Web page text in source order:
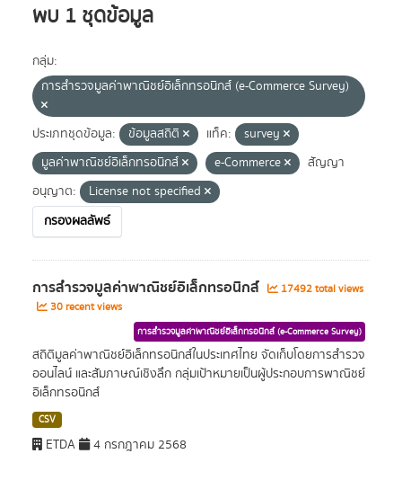
พบ 1 ชุดข้อมูล
กลุ่ม:
การสำรวจมูลค่าพาณิชย์อิเล็กทรอนิกส์ (e-Commerce Survey)
ประเภทชุดข้อมูล: ข้อมูลสถิติ แท็ค:
survey
มูลค่าพาณิชย์อิเล็กทรอนิกส์
e-Commerce
สัญญา
อนุญาต:
License not specified
กรองผลลัพธ์
การสำรวจมูลค่าพาณิชย์อิเล็กทรอนิกส์
17492 total views
30 recent views
การสำรวจมูลค่าพาณิชย์อิเล็กทรอนิกส์ (e-Commerce Survey)
สถิติมูลค่าพาณิชย์อิเล็กทรอนิกส์ในประเทศไทย จัดเก็บโดยการสำรวจ
ออนไลน์ และสัมภาษณ์เชิงลึก กลุ่มเป้าหมายเป็นผู้ประกอบการพาณิชย์
อิเล็กทรอนิกส์
CSV
ETDA 4 กรกฎาคม 2568